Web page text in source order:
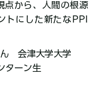
点から、人間の根源
トにした新たなPPI
会津大学大学
ターン生​​​​​​​​​